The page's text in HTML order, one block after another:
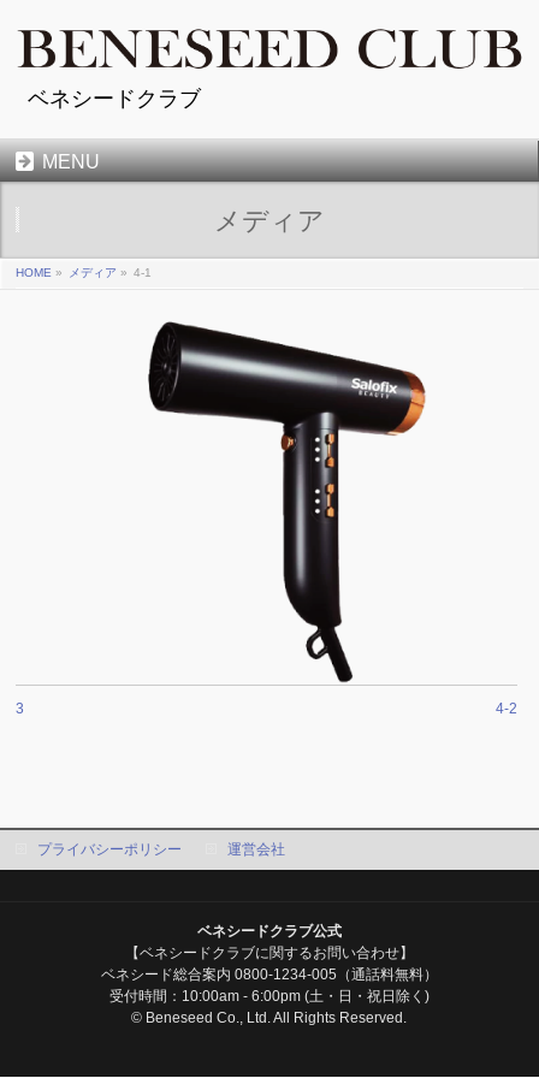
ベネシードクラブ
MENU
メディア
HOME » メディア » 4-1
3 4-2
プライバシーポリシー 運営会社
ベネシードクラブ公式
【ベネシードクラブに関するお問い合わせ】
ベネシード総合案内 0800-1234-005（通話料無料）
受付時間：10:00am - 6:00pm (土・日・祝日除く)
© Beneseed Co., Ltd. All Rights Reserved.